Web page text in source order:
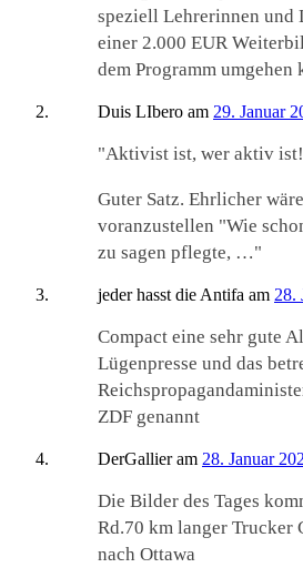
speziell Lehrerinnen und
einer 2.000 EUR
dem Programm
Duis LIbero am 29. Januar
"Aktivist ist, wer aktiv
Guter Satz. Ehrlicher
voranzustellen "Wie
zu sagen pflegte, …"
jeder hasst die Antifa am 28.
Compact eine sehr gute
Lügenpresse und das
ZDF genannt
DerGallieram 28. Januar
Die Bilder des Tages
Rd.70 km langer Trucker
nach Ottawa